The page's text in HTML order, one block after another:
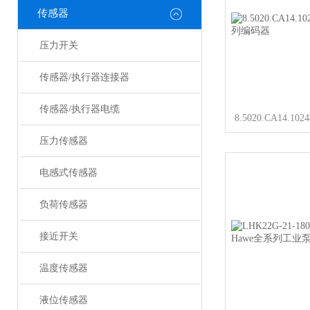
传感器
压力开关
传感器/执行器连接器
传感器/执行器电缆
压力传感器
电感式传感器
负荷传感器
接近开关
温度传感器
液位传感器